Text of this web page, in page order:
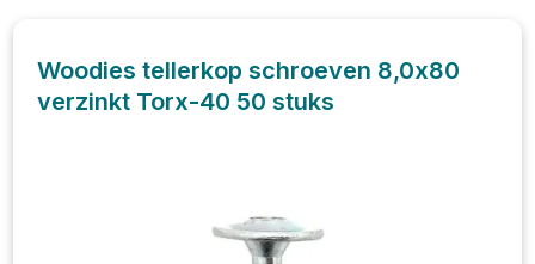
Woodies tellerkop schroeven 8,0x80
verzinkt Torx-40 50 stuks